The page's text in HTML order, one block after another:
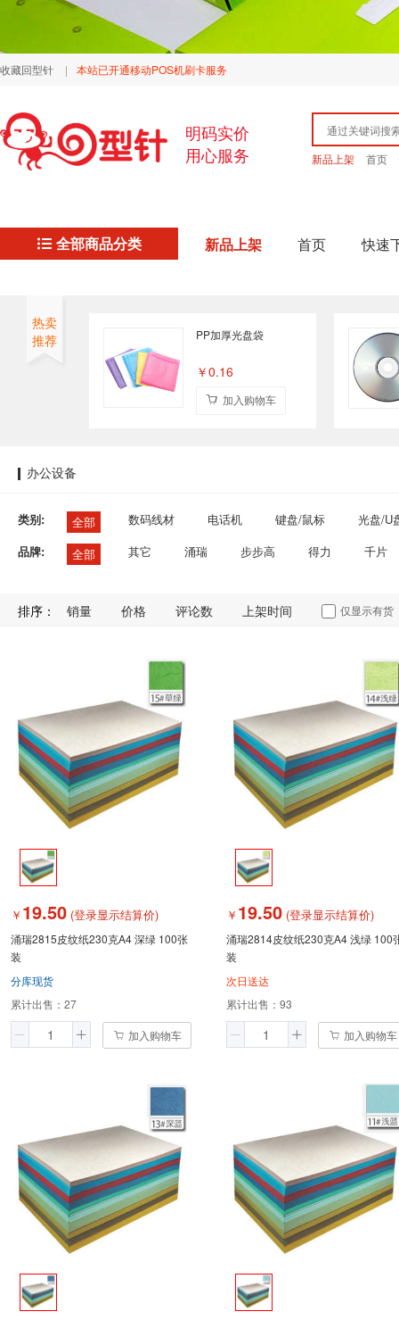
收藏回型针 | 本站已开通移动POS机刷卡服务
明码实价
用心服务
新品上架 首页
全部商品分类 新品上架 首页 快速
热卖
推荐
PP加厚光盘袋
￥0.16
加入购物车
办公设备
类别: 全部 数码线材 电话机 键盘/鼠标
光盘/U
品牌:
全部 其它 涌瑞 步步高 得力 千片
排序： 销量 价格 评论数 上架时间 仅显示有货
￥ 19.50 (登录显示结算价)
涌瑞2815皮纹纸230克A4 深绿 100张
装
分库现货
累计出售： 27
加入购物车
￥ 19.50 (登录显示结算价)
涌瑞2814皮纹纸230克A4 浅绿 100
装
次日送达
累计出售： 93
加入购物车